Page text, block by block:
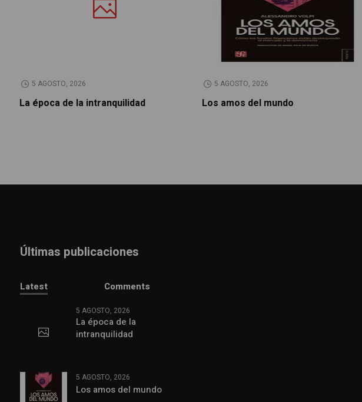
5 AGOSTO, 2026
La época de la intranquilidad
5 AGOSTO, 2026
Los amos del mundo
Últimas publicaciones
Latest Comments
5 AGOSTO, 2026
La época de la
intranquilidad
5 AGOSTO, 2026
Los amos del mundo